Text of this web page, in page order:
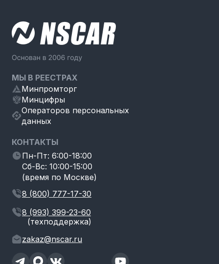
МЫ В РЕЕСТРАХ
Минпромторг
Минцифры
Операторов персональных
данных
КОНТАКТЫ
Пн-Пт: 6:00-18:00
Сб-Вс: 10:00-15:00
(время по Москве)
8 (800) 777-17-30
8 (993) 399-23-60
(техподдержка)
zakaz@nscar.ru